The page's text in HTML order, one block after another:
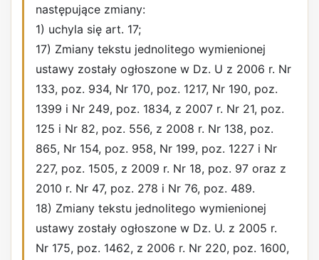
następujące zmiany:
1) uchyla się art. 17;
17) Zmiany tekstu jednolitego wymienionej
ustawy zostały ogłoszone w Dz. U z 2006 r. Nr
133, poz. 934, Nr 170, poz. 1217, Nr 190, poz.
1399 i Nr 249, poz. 1834, z 2007 r. Nr 21, poz.
125 i Nr 82, poz. 556, z 2008 r. Nr 138, poz.
865, Nr 154, poz. 958, Nr 199, poz. 1227 i Nr
227, poz. 1505, z 2009 r. Nr 18, poz. 97 oraz z
2010 r. Nr 47, poz. 278 i Nr 76, poz. 489.
18) Zmiany tekstu jednolitego wymienionej
ustawy zostały ogłoszone w Dz. U. z 2005 r.
Nr 175, poz. 1462, z 2006 r. Nr 220, poz. 1600,